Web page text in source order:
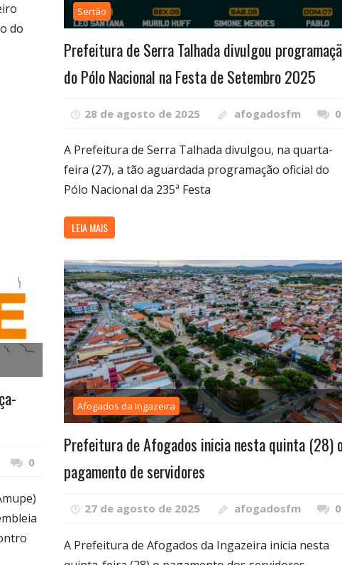
do
Sertão
Prefeitura de Serra Talhada divulgou
do Pólo Nacional na Festa de Setembro 2025
28 de agosto de 2025 afogadosfm 0
A Prefeitura de Serra Talhada divulgou, na quarta-
feira (27), a tão aguardada programação oficial do
Pólo Nacional da 235ª Festa
LEIA MAIS
0
Afogados da Ingazeira
Prefeitura de Afogados inicia nesta quinta (28)
pagamento de servidores
27 de agosto de 2025 afogadosfm 0
A Prefeitura de Afogados da Ingazeira inicia nesta